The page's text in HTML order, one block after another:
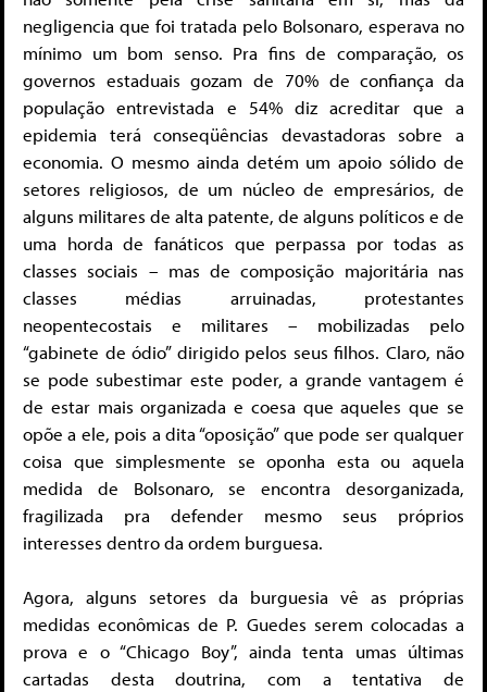
negligencia que foi tratada pelo Bolsonaro, esperava no
mínimo um bom senso. Pra fins de comparação, os
governos estaduais gozam de 70% de confiança da
população entrevistada e 54% diz acreditar que a
epidemia terá conseqüências devastadoras sobre a
economia. O mesmo ainda detém um apoio sólido de
setores religiosos, de um núcleo de empresários, de
alguns militares de alta patente, de alguns políticos e de
uma horda de fanáticos que perpassa por todas as
classes sociais – mas de composição majoritária nas
classes médias arruinadas, protestantes
neopentecostais e militares – mobilizadas pelo
“gabinete de ódio” dirigido pelos seus filhos. Claro, não
se pode subestimar este poder, a grande vantagem é
de estar mais organizada e coesa que aqueles que se
opõe a ele, pois a dita “oposição” que pode ser qualquer
coisa que simplesmente se oponha esta ou aquela
medida de Bolsonaro, se encontra desorganizada,
fragilizada pra defender mesmo seus próprios
interesses dentro da ordem burguesa.
Agora, alguns setores da burguesia vê as próprias
medidas econômicas de P. Guedes serem colocadas a
prova e o “Chicago Boy”, ainda tenta umas últimas
cartadas desta doutrina, com a tentativa de